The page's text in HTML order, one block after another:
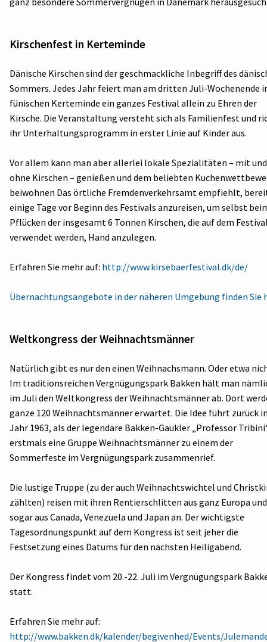
Kirschenfest in Kerteminde
Dänische Kirschen sind der geschmackliche Inbegriff des
Sommers. Jedes Jahr feiert man am dritten Juli-Wochenende
fünischen Kerteminde ein ganzes Festival allein zu Ehren der
Kirsche. Die Veranstaltung versteht sich als Familienfest und
ihr Unterhaltungsprogramm in erster Linie auf Kinder aus.
Vor allem kann man aber allerlei lokale Spezialitäten – mit und
ohne Kirschen – genießen und dem beliebten
beiwohnen Das örtliche Fremdenverkehrsamt empfiehlt,
einige Tage vor Beginn des Festivals anzureisen, um selbst
Pflücken der insgesamt 6 Tonnen Kirschen, die auf dem
verwendet werden, Hand anzulegen.
Erfahren Sie mehr auf: http://www.kirsebaerfestival.dk/de/
Übernachtungsangebote in der näheren Umgebung finden Sie
Weltkongress der Weihnachtsmänner
Natürlich gibt es nur den einen Weihnachsmann. Oder etwa
Im traditionsreichen Vergnügungspark Bakken hält man
im Juli den Weltkongress der Weihnachtsmänner ab. Dort
ganze 120 Weihnachtsmänner erwartet. Die Idee führt zurück
Jahr 1963, als der legendäre Bakken-Gaukler „Professor
erstmals eine Gruppe Weihnachtsmänner zu einem der
Sommerfeste im Vergnügungspark zusammenrief.
Die lustige Truppe (zu der auch Weihnachtswichtel und
zählten) reisen mit ihren Rentierschlitten aus ganz Europa und
sogar aus Canada, Venezuela und Japan an. Der wichtigste
Tagesordnungspunkt auf dem Kongress ist seit jeher die
Festsetzung eines Datums für den nächsten Heiligabend.
Der Kongress findet vom 20.-22. Juli im Vergnügungspark
statt.
Erfahren Sie mehr auf:
http://www.bakken.dk/kalender/begivenhed/Events/